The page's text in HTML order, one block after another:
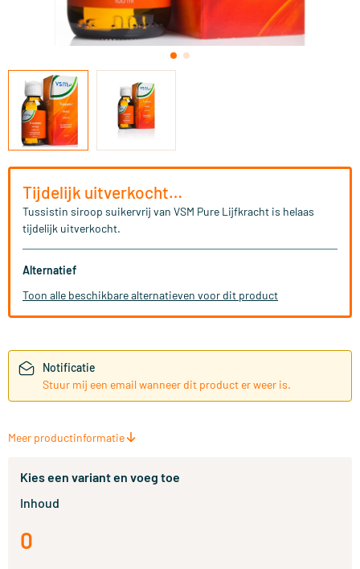
Tijdelijk uitverkocht…
Tussistin siroop suikervrij van VSM Pure Lijfkracht is helaas
tijdelijk uitverkocht.
Alternatief
Toon alle beschikbare alternatieven voor dit product
Notificatie
Stuur mij een email wanneer dit product er weer is.
Meer productinformatie
Kies een variant en voeg toe
Inhoud
0